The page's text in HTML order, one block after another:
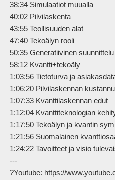
38:34 Simulaatiot muualla
40:02 Pilvilaskenta
43:55 Teollisuuden alat
47:40 Tekoälyn rooli
50:35 Generatiivinen suunnittelu
58:12 Kvantti+tekoäly
1:03:56 Tietoturva ja
1:06:20 Pilvilaskennan
1:07:33 Kvanttilaskennan edut
1:12:04 Kvanttiteknologian
1:17:50 Tekoälyn ja kvantin
1:21:56 Suomalainen
1:24:22 Tavoitteet ja visio
---
?Youtube: https://